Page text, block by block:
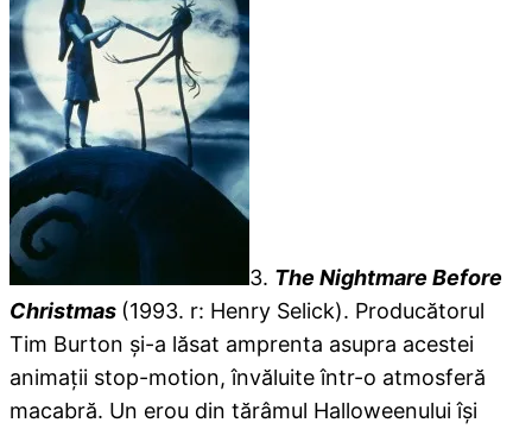
3. The Nightmare Before
Christmas (1993. r: Henry Selick). Producătorul
Tim Burton şi-a lăsat amprenta asupra acestei
animaţii stop-motion, învăluite într-o atmosferă
macabră. Un erou din tărâmul Halloweenului îşi